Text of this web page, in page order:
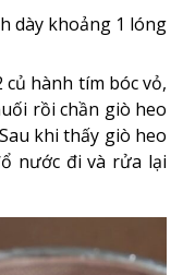
dày khoảng 1 lóng
hành tím bóc vỏ,
rồi chần giò heo
khi thấy giò heo
nước đi và rửa lại